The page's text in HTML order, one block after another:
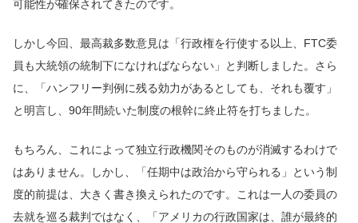
可能性が確保されてきたのです。
しかし今回、最高裁多数意見は「行政権を行使する以上、FTC委
員も大統領の統制下になければならない」と判断しました。さら
に、「ハンフリー判例に残る効力があるとしても、それも覆す」
と明言し、90年間続いた制度の根幹に終止符を打ちました。
もちろん、これによって独立行政機関そのものが消滅するわけで
はありません。しかし、「任期中は政治から守られる」という制
度的前提は、大きく書き換えられたのです。これは一人の委員の
去就を巡る裁判ではなく、「アメリカの行政国家は、誰が最終的